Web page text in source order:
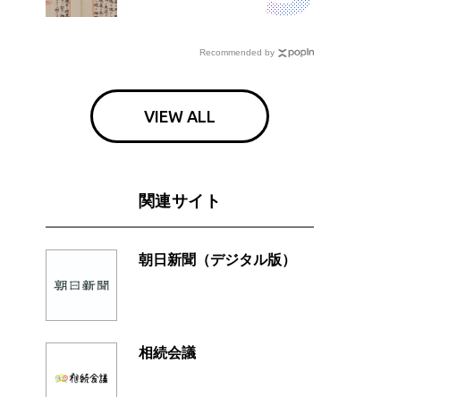
読む もう一つの「終戦の
Recommended by
VIEW ALL
関連サイト
朝日新聞（デジタル版）
相続会議